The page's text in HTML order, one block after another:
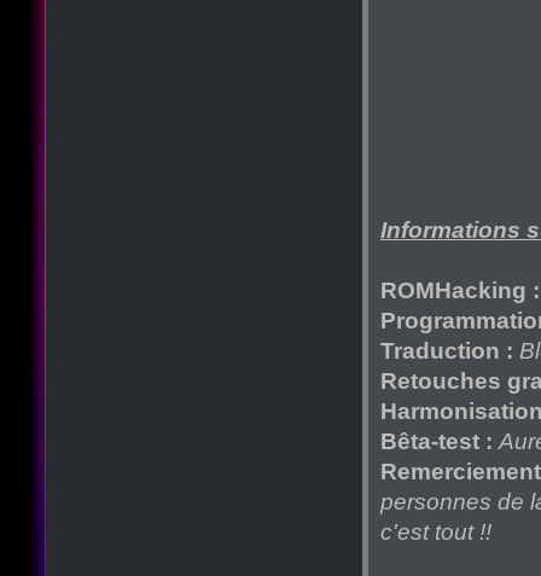
Informations
ROMHacking :
Traduction :
Retouches
Bêta-test :
personnes de
c'est tout !!